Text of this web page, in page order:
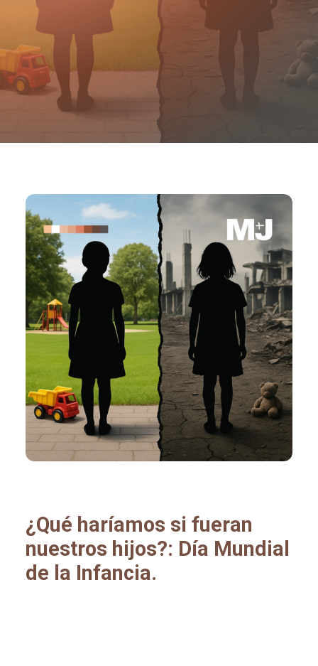
FORMULARIOS
AFÍLIATE
CONTACTA
BASE DE DATOS
BASE DE DATOS
ESTATUTOS
REGLAMENTO
TEJER LA PAZ
ILP REGULARIZACIÓN
19/11/2025 POSICIONAMIENTO POLÍTICO
POR UN MUNDO MÁS JUSTO (M+J)
¿Qué haríamos si fueran
nuestros hijos?: Día Mundial
de la Infancia.